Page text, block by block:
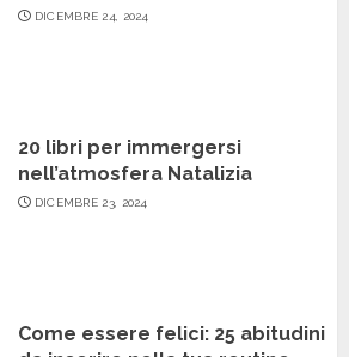
DICEMBRE 24, 2024
20 libri per immergersi
nell’atmosfera Natalizia
DICEMBRE 23, 2024
Come essere felici: 25 abitudini